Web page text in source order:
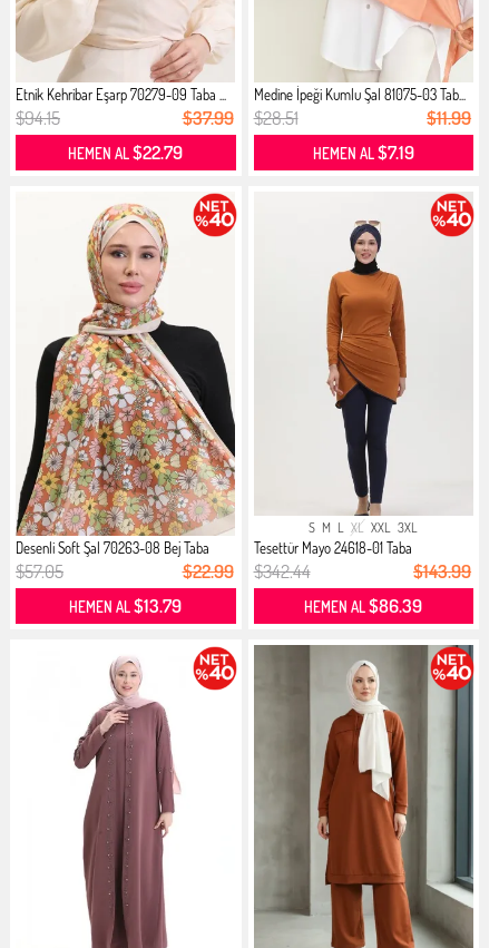
Etnik Kehribar Eşarp 70279-09 Taba ...
$94.15 $37.99
HEMEN AL$22.79
Medine İpeği Kumlu Şal 81075-03 Tab...
$28.51 $11.99
HEMEN AL$7.19
Desenli Soft Şal 70263-08 Bej Taba
$57.05 $22.99
HEMEN AL$13.79
S M L XL XXL 3XL
Tesettür Mayo 24618-01 Taba
$342.44 $143.99
HEMEN AL$86.39